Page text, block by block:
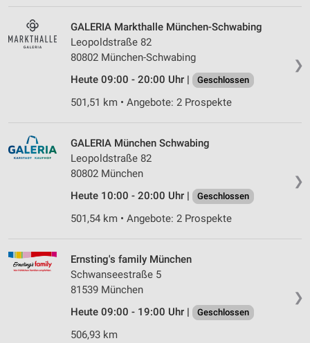
❯
GALERIA Markthalle München-Schwabing
Leopoldstraße 82
80802 München-Schwabing
Heute 09:00 - 20:00 Uhr |
Geschlossen
501,51 km • Angebote: 2 Prospekte
❯
GALERIA München Schwabing
Leopoldstraße 82
80802 München
Heute 10:00 - 20:00 Uhr |
Geschlossen
501,54 km • Angebote: 2 Prospekte
❯
Ernsting's family München
Schwanseestraße 5
81539 München
Heute 09:00 - 19:00 Uhr |
Geschlossen
506,93 km